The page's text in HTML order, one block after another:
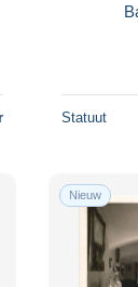
Statuut
Nieuw